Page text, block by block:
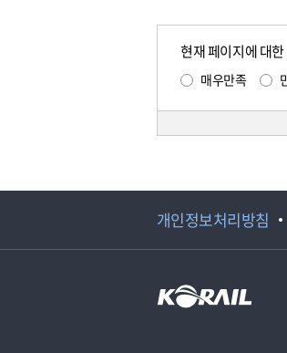
현재 페이지에 대
매우만족
개인정보처리방침